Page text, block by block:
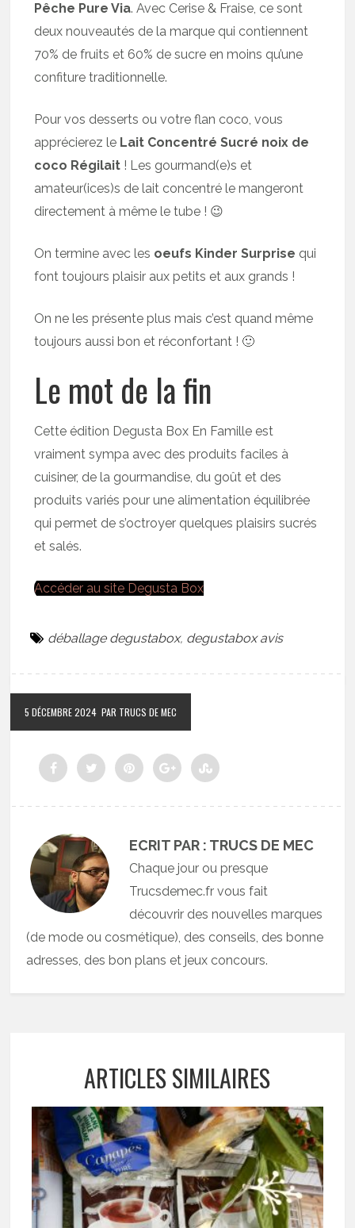
Pêche Pure Via. Avec Cerise & Fraise, ce sont
deux nouveautés de la marque qui contiennent
70% de fruits et 60% de sucre en moins qu’une
confiture traditionnelle.
Pour vos desserts ou votre flan coco, vous
apprécierez le Lait Concentré Sucré noix de
coco Régilait ! Les gourmand(e)s et
amateur(ices)s de lait concentré le mangeront
directement à même le tube ! 😉
On termine avec les oeufs Kinder Surprise qui
font toujours plaisir aux petits et aux grands !
On ne les présente plus mais c’est quand même
toujours aussi bon et réconfortant ! 🙂
Le mot de la fin
Cette édition Degusta Box En Famille est
vraiment sympa avec des produits faciles à
cuisiner, de la gourmandise, du goût et des
produits variés pour une alimentation équilibrée
qui permet de s’octroyer quelques plaisirs sucrés
et salés.
Accéder au site Degusta Box
déballage degustabox, degustabox avis
5 DÉCEMBRE 2024 PAR TRUCS DE MEC
ECRIT PAR : TRUCS DE MEC
Chaque jour ou presque
Trucsdemec.fr vous fait
découvrir des nouvelles marques
(de mode ou cosmétique), des conseils, des bonne
adresses, des bon plans et jeux concours.
ARTICLES SIMILAIRES